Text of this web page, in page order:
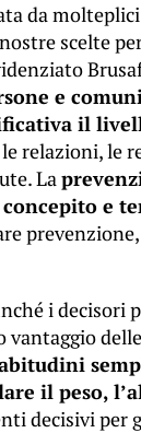
da
scelte
e
il
relazioni, le
La
e
i decisori
vantaggio
il peso,
decisivi per